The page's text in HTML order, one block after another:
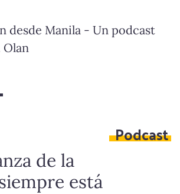
desde Manila - Un podcast
Olan
Podcast
de la
está